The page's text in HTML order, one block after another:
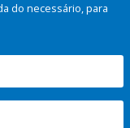
do necessário, para